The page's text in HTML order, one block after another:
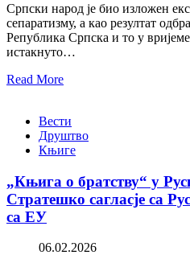
Српски народ је био изложен
сепаратизму, а као резултат
Република Српска и то у
истакнуто…
Read More
Вести
Друштво
Књиге
„Књига о братству“ у
Стратешко сагласје са
са ЕУ
06.02.2026